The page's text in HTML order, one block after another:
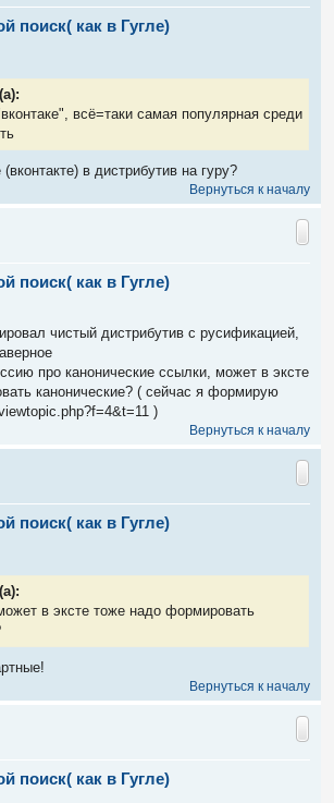
поиск( как в Гугле)
всё=таки самая популярная среди
в дистрибутив на гуру?
Вернуться к началу
поиск( как в Гугле)
чистый дистрибутив с русификацией,
про канонические ссылки, может в эксте
канонические? ( сейчас я формирую
)
Вернуться к началу
поиск( как в Гугле)
в эксте тоже надо формировать
Вернуться к началу
поиск( как в Гугле)